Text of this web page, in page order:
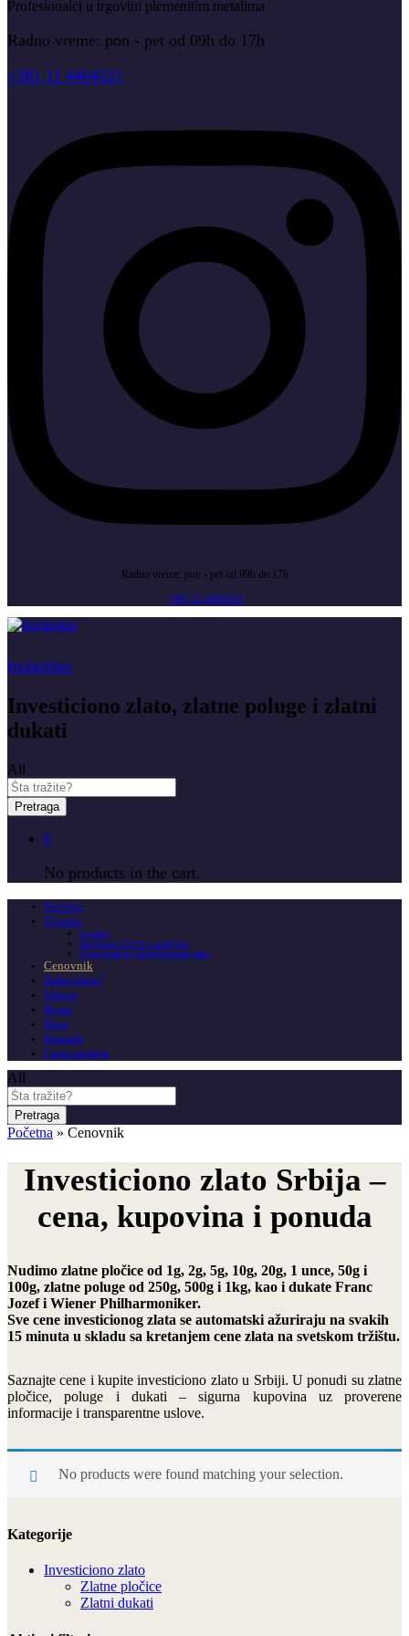
Profesionalci u trgovini plemenitim metalima
Radno vreme: pon - pet od 09h do 17h
+381 11 4404521
Radno vreme: pon - pet od 09h do 17h
+381 11 4404521
Insignitus
Investiciono zlato, zlatne poluge i zlatni
dukati
All
Pretraga
0
No products in the cart.
Početna
O nama
O nama
Insignitus GOLD u medijima
Česta pitanja o investicionom zlatu
Cenovnik
Zašto zlato?
Usluge
Berza
Blog
Kontakt
Česta pitanja
All
Pretraga
Početna » Cenovnik
Investiciono zlato Srbija –
cena, kupovina i ponuda
Nudimo zlatne pločice od 1g, 2g, 5g, 10g, 20g, 1 unce, 50g i
100g, zlatne poluge od 250g, 500g i 1kg, kao i dukate Franc
Jozef i Wiener Philharmoniker.
Sve cene investicionog zlata se automatski ažuriraju na svakih
15 minuta u skladu sa kretanjem cene zlata na svetskom tržištu.
Saznajte cene i kupite investiciono zlato u Srbiji. U ponudi su zlatne
pločice, poluge i dukati – sigurna kupovina uz proverene
informacije i transparentne uslove.
No products were found matching your selection.
Kategorije
Investiciono zlato
Zlatne pločice
Zlatni dukati